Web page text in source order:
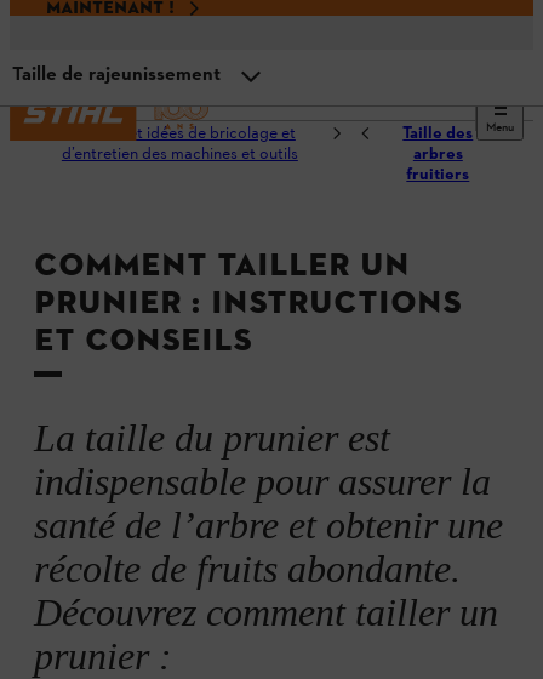
MAINTENANT !
Menu
Conseils et idées de bricolage et
d’entretien des machines et outils
Taille des
arbres
fruitiers
COMMENT TAILLER UN
PRUNIER : INSTRUCTIONS
ET CONSEILS
La taille du prunier est
indispensable pour assurer la
santé de l’arbre et obtenir une
récolte de fruits abondante.
Découvrez comment tailler un
prunier :
Taille de rajeunissement
Aperçu
Outils et accessoires
Taille de formation
Taille d’entretien
Taille de rajeunissement